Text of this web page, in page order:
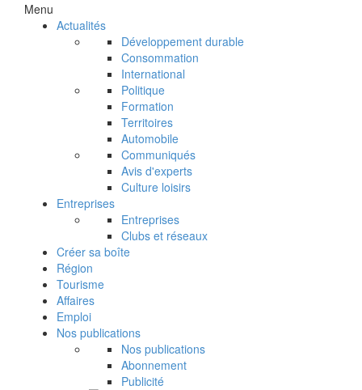
Menu
Actualités
Développement durable
Consommation
International
Politique
Formation
Territoires
Automobile
Communiqués
Avis d'experts
Culture loisirs
Entreprises
Entreprises
Clubs et réseaux
Créer sa boîte
Région
Tourisme
Affaires
Emploi
Nos publications
Nos publications
Abonnement
Publicité